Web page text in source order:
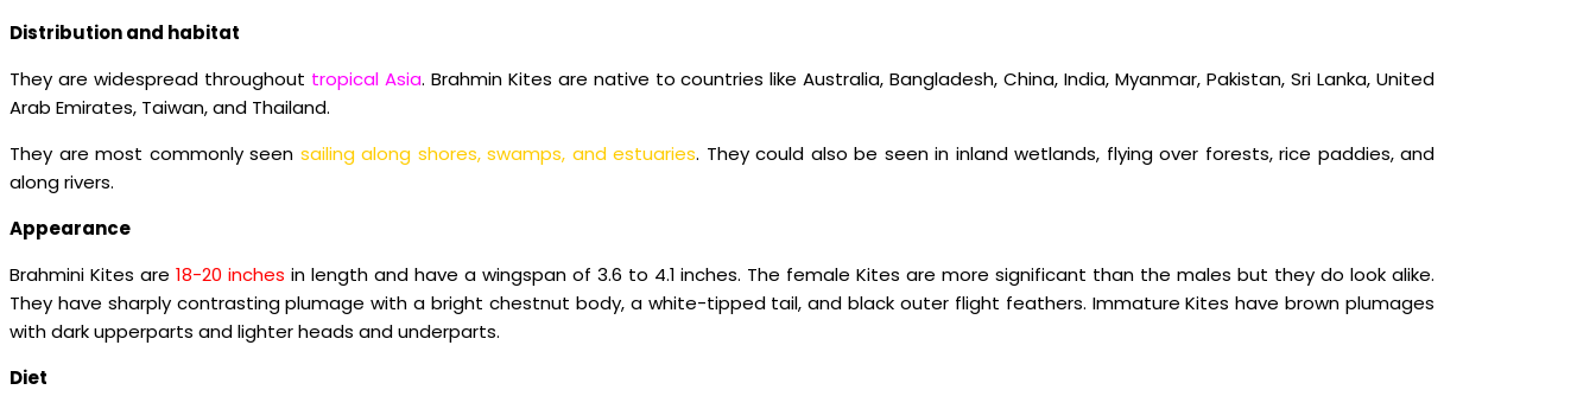
Distribution and habitat
They are widespread throughout tropical Asia. Brahmin Kites are native to countries like Australia, Bangladesh, China, India, Myanmar, Pakistan, Sri Lanka, United
Arab Emirates, Taiwan, and Thailand.
They are most commonly seen sailing along shores, swamps, and estuaries. They could also be seen in inland wetlands, flying over forests, rice paddies, and
along rivers.
Appearance
Brahmini Kites are 18-20 inches in length and have a wingspan of 3.6 to 4.1 inches. The female Kites are more significant than the males but they do look alike.
They have sharply contrasting plumage with a bright chestnut body, a white-tipped tail, and black outer flight feathers. Immature Kites have brown plumages
with dark upperparts and lighter heads and underparts.
Diet